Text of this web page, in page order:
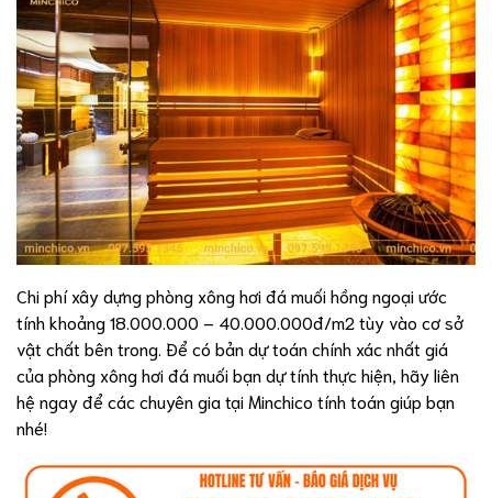
Chi phí xây dựng phòng xông hơi đá muối hồng ngoại ước
tính khoảng 18.000.000 – 40.000.000đ/m2 tùy vào cơ sở
vật chất bên trong. Để có bản dự toán chính xác nhất giá
của phòng xông hơi đá muối bạn dự tính thực hiện, hãy liên
hệ ngay để các chuyên gia tại Minchico tính toán giúp bạn
nhé!